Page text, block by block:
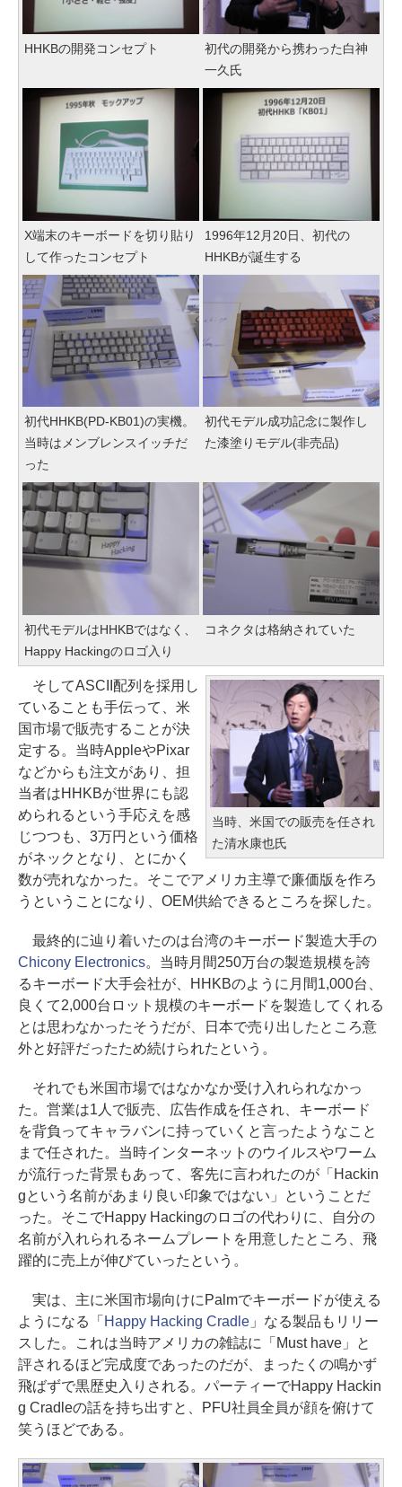
HHKBの開発コンセプト
初代の開発から携わった白神
一久氏
X端末のキーボードを切り貼り
して作ったコンセプト
1996年12月20日、初代の
HHKBが誕生する
初代HHKB(PD-KB01)の実機。
当時はメンブレンスイッチだ
った
初代モデル成功記念に製作し
た漆塗りモデル(非売品)
初代モデルはHHKBではなく、
Happy Hackingのロゴ入り
コネクタは格納されていた
当時、米国での販売を任され
た清水康也氏
そしてASCII配列を採用し
ていることも手伝って、米
国市場で販売することが決
定する。当時AppleやPixar
などからも注文があり、担
当者はHHKBが世界にも認
められるという手応えを感
じつつも、3万円という価格
がネックとなり、とにかく
数が売れなかった。そこでアメリカ主導で廉価版を作ろ
うということになり、OEM供給できるところを探した。
最終的に辿り着いたのは台湾のキーボード製造大手の
Chicony Electronics。当時月間250万台の製造規模を誇
るキーボード大手会社が、HHKBのように月間1,000台、
良くて2,000台ロット規模のキーボードを製造してくれる
とは思わなかったそうだが、日本で売り出したところ意
外と好評だったため続けられたという。
それでも米国市場ではなかなか受け入れられなかっ
た。営業は1人で販売、広告作成を任され、キーボード
を背負ってキャラバンに持っていくと言ったようなこと
まで任された。当時インターネットのウイルスやワーム
が流行った背景もあって、客先に言われたのが「Hackin
gという名前があまり良い印象ではない」ということだ
った。そこでHappy Hackingのロゴの代わりに、自分の
名前が入れられるネームプレートを用意したところ、飛
躍的に売上が伸びていったという。
実は、主に米国市場向けにPalmでキーボードが使える
ようになる「 Happy Hacking Cradle」なる製品もリリー
スした。これは当時アメリカの雑誌に「Must have」と
評されるほど完成度であったのだが、まったくの鳴かず
飛ばずで黒歴史入りされる。パーティーでHappy Hackin
g Cradleの話を持ち出すと、PFU社員全員が顔を俯けて
笑うほどである。